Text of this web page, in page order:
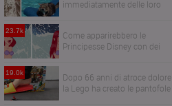
immediatamente delle loro
Come apparirebbero le
Principesse Disney con dei
23.7k
Dopo 66 anni di atroce dolore
la Lego ha creato le pantofole
19.0k